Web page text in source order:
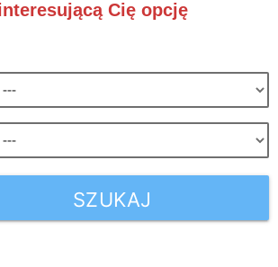
Cię opcję
SZUKAJ